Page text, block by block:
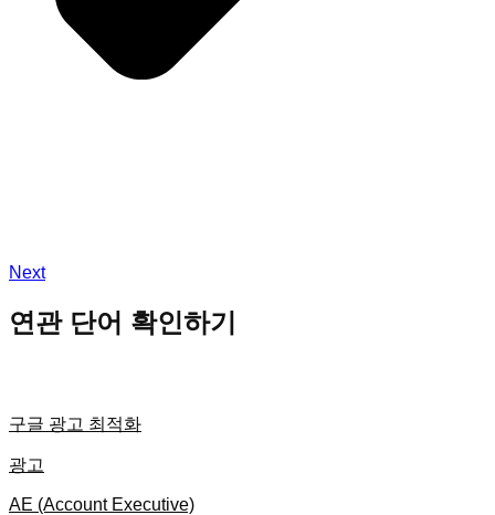
Next
연관 단어 확인하기
구글 광고 최적화
광고
AE (Account Executive)